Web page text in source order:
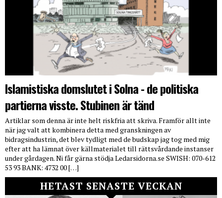
Islamistiska domslutet i Solna - de politiska
partierna visste. Stubinen är tänd
Artiklar som denna är inte helt riskfria att skriva. Framför allt inte
när jag valt att kombinera detta med granskningen av
bidragsindustrin, det blev tydligt med de budskap jag tog med mig
efter att ha lämnat över källmaterialet till rättsvårdande instanser
under gårdagen. Ni får gärna stödja Ledarsidorna.se SWISH: 070-612
53 93 BANK: 4732 00 […]
HETAST SENASTE VECKAN